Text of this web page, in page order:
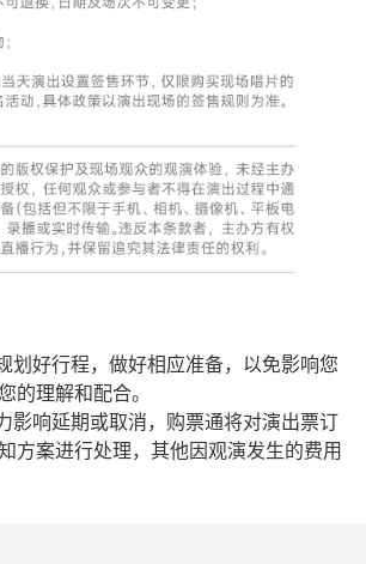
划好行程，做好相应准备，以免影响您
的理解和配合。
影响延期或取消，购票通将对演出票订
方案进行处理，其他因观演发生的费用